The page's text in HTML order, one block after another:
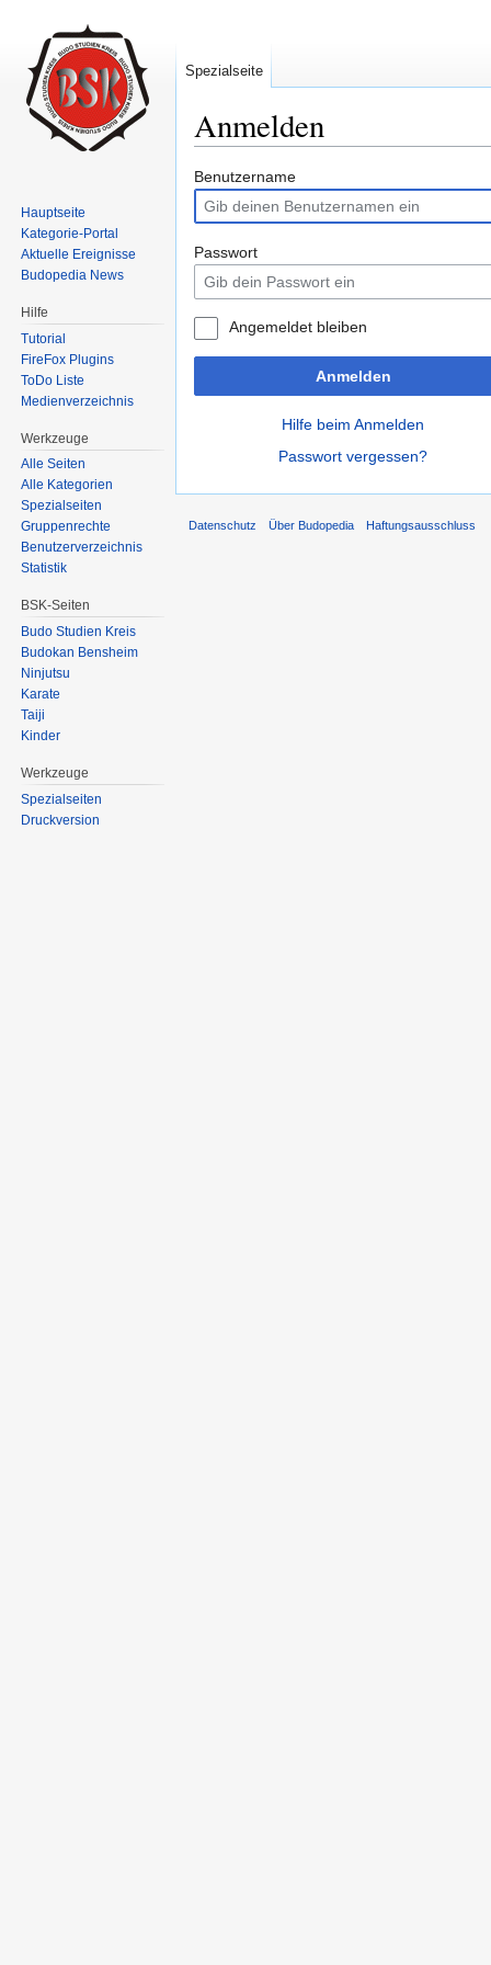
Anmelden
Benutzername
Passwort
Angemeldet bleiben
Anmelden
Hilfe beim Anmelden
Passwort vergessen?
Spezialseite
Hauptseite
Kategorie-Portal
Aktuelle Ereignisse
Budopedia News
Hilfe
Tutorial
FireFox Plugins
ToDo Liste
Medienverzeichnis
Werkzeuge
Alle Seiten
Alle Kategorien
Spezialseiten
Gruppenrechte
Benutzerverzeichnis
Statistik
BSK-Seiten
Budo Studien Kreis
Budokan Bensheim
Ninjutsu
Karate
Taiji
Kinder
Werkzeuge
Spezialseiten
Druckversion
Datenschutz Über Budopedia Haftungsausschluss